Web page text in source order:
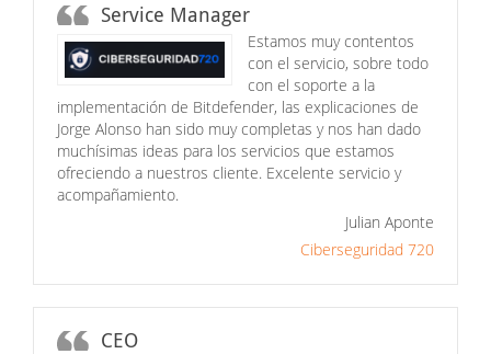
Service Manager
Estamos muy contentos
con el servicio, sobre todo
con el soporte a la
implementación de Bitdefender, las explicaciones de
Jorge Alonso han sido muy completas y nos han dado
muchísimas ideas para los servicios que estamos
ofreciendo a nuestros cliente. Excelente servicio y
acompañamiento.
Julian Aponte
Ciberseguridad 720
CEO